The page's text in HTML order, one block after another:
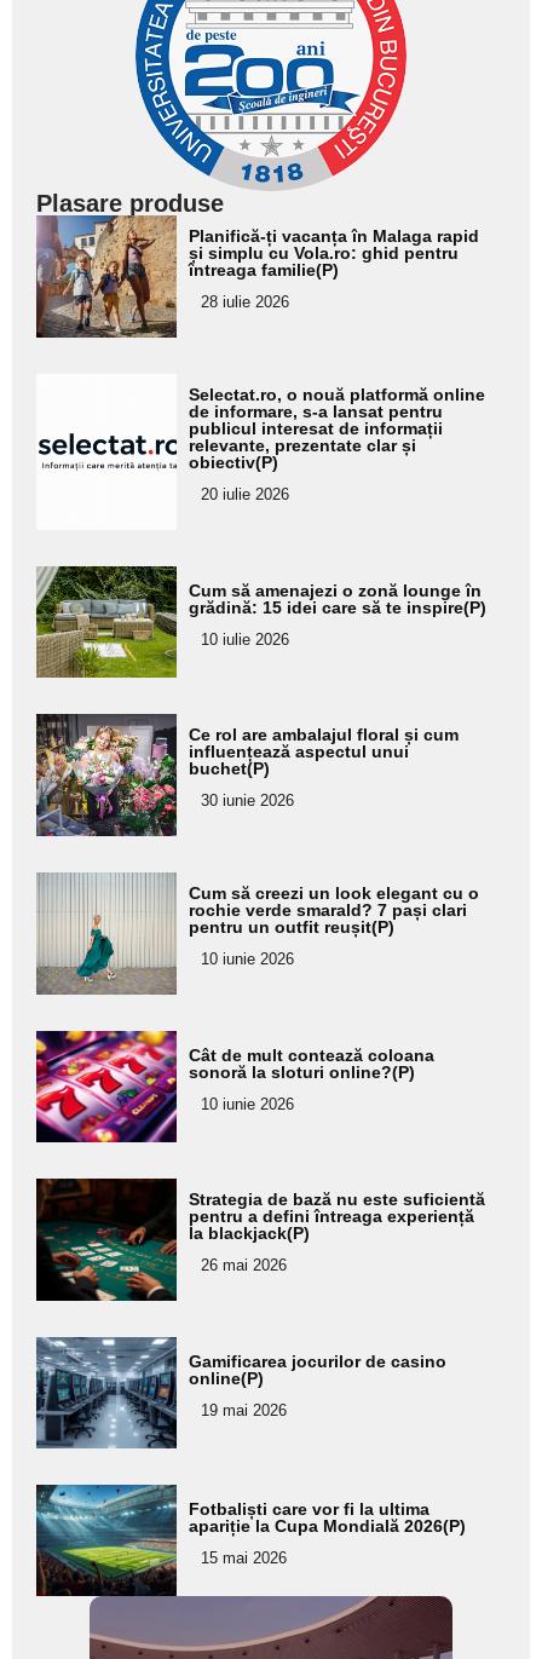
Plasare produse
Adaugă
aici textul
pentru
subtitlu
Planifică-ți vacanța în Malaga rapid
și simplu cu Vola.ro: ghid pentru
întreaga familie(P)
28 iulie 2026
pentru
subtitlu
Selectat.ro, o nouă platformă online
de informare, s-a lansat pentru
publicul interesat de informații
relevante, prezentate clar și
obiectiv(P)
20 iulie 2026
Adaugă
aici textul
pentru
subtitlu
Cum să amenajezi o zonă lounge în
grădină: 15 idei care să te inspire(P)
10 iulie 2026
Adaugă
aici textul
pentru
subtitlu
Ce rol are ambalajul floral și cum
influențează aspectul unui
buchet(P)
30 iunie 2026
Adaugă
aici textul
pentru
subtitlu
Cum să creezi un look elegant cu o
rochie verde smarald? 7 pași clari
pentru un outfit reușit(P)
10 iunie 2026
Adaugă
aici textul
pentru
subtitlu
Cât de mult contează coloana
sonoră la sloturi online?(P)
10 iunie 2026
Adaugă
aici textul
pentru
subtitlu
Strategia de bază nu este suficientă
pentru a defini întreaga experiență
la blackjack(P)
26 mai 2026
Adaugă
aici textul
pentru
subtitlu
Gamificarea jocurilor de casino
online(P)
19 mai 2026
Adaugă
aici textul
pentru
subtitlu
Fotbaliști care vor fi la ultima
apariție la Cupa Mondială 2026(P)
15 mai 2026